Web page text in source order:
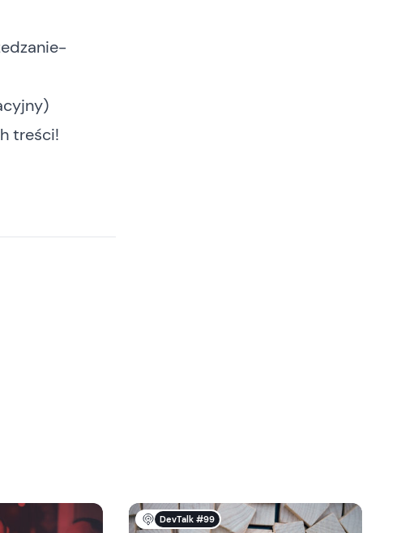
treści!
DevTalk #99